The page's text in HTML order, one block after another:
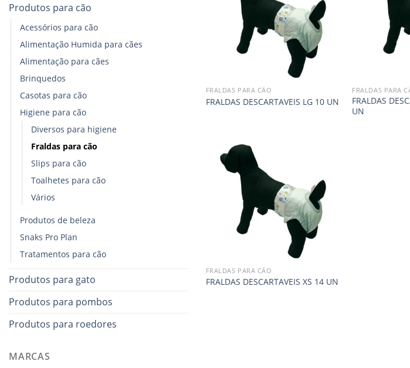
Produtos para cão
Acessórios para cão
Alimentação Humida para cães
Alimentação para cães
Brinquedos
Casotas para cão
Higiene para cão
Diversos para higiene
Fraldas para cão
Slips para cão
Toalhetes para cão
Vários
Produtos de beleza
Snaks Pro Plan
Tratamentos para cão
Produtos para gato
Produtos para pombos
Produtos para roedores
MARCAS
FRALDAS PARA CÃO
FRALDAS DESCARTAVEIS LG 10 UN
FRALDAS PARA
FRALDAS
UN
FRALDAS PARA CÃO
FRALDAS DESCARTAVEIS XS 14 UN